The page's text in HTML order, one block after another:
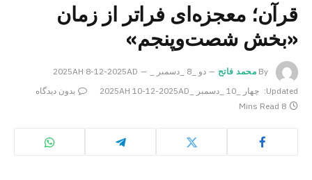
قرآن؛ معجزه‌ای فراتر از زمان
«بخش شصت‌وپنجم»
By محمد فاتح
دو _8 _دسمبر _2025AH 8-12-2025AD
Updated:
چهار _10 _دسمبر _2025AH 10-12-2025AD
بدون دیدگاه
8 Mins Read